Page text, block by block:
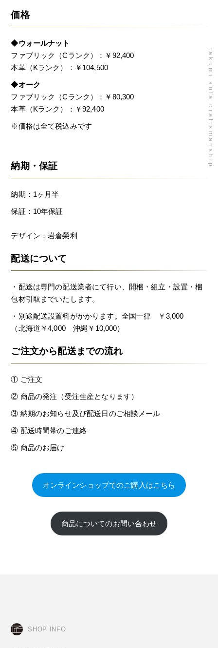
takumi sofa craftsmanship
価格
◆ウォールナット
ファブリック（Cランク）：￥92,400
本革（Kランク）：￥104,500
◆オーク
ファブリック（Cランク）：￥80,300
本革（Kランク）：￥92,400
※価格は全て税込みです
納期・保証
納期：1ヶ月半
保証：10年保証
デザイン：岩倉榮利
配送について
・配送は専門の配送業者にて行い、開梱・組立・設置・梱
包材引取までいたします。
・別途配送設置料がかかります。全国一律 ￥3,000
（北海道￥4,000 沖縄￥10,000）
ご注文から配送までの流れ
① ご注文
② 商品の発注（受注生産となります）
③ 納期のお知らせ及び配送日のご相談メール
④ 配送時間帯のご連絡
⑤ 商品のお届け
オンラインショップでのご購入はこちら
商品についてのお問い合わせ
SHOP INFO